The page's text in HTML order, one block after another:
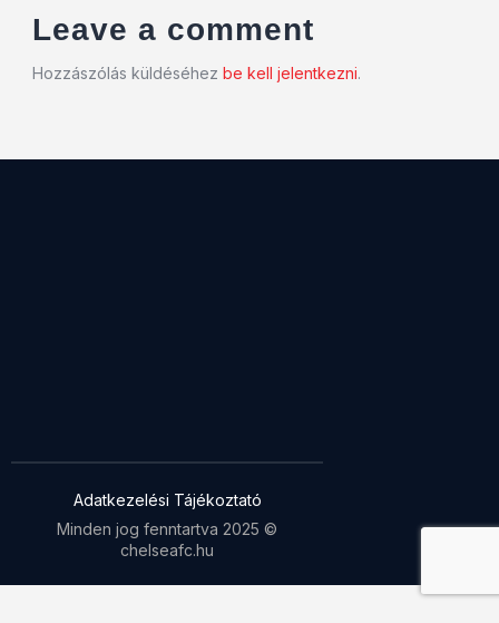
Leave a comment
Hozzászólás küldéséhez be kell jelentkezni.
Adatkezelési Tájékoztató
Minden jog fenntartva 2025 ©
chelseafc.hu